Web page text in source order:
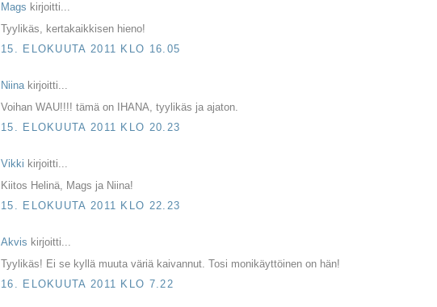
Mags kirjoitti...
Tyylikäs, kertakaikkisen hieno!
15. ELOKUUTA 2011 KLO 16.05
Niinakirjoitti...
Voihan WAU!!!! tämä on IHANA, tyylikäs ja ajaton.
15. ELOKUUTA 2011 KLO 20.23
Vikki kirjoitti...
Kiitos Helinä, Mags ja Niina!
15. ELOKUUTA 2011 KLO 22.23
Akvis kirjoitti...
Tyylikäs! Ei se kyllä muuta väriä kaivannut. Tosi monikäyttöinen on hän!
16. ELOKUUTA 2011 KLO 7.22